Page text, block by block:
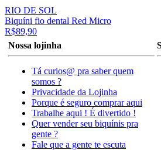
RIO DE SOL
Biquíni fio dental Red Micro
R$89,90
Nossa lojinha
Tá curios@ pra saber quem
somos ?
Privacidade da Lojinha
Porque é seguro comprar aqui
Trabalhe aqui ! É divertido !
Quer vender seu biquínis pra
gente ?
Fale que a gente te escuta